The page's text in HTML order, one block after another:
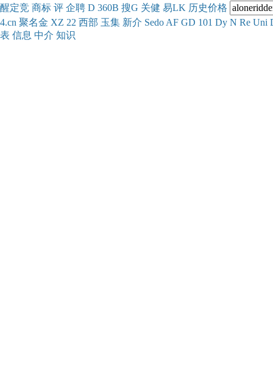
醒定竞 商标 评 企聘 D 360B 搜G 关健 易LK 历史价格
4.cn 聚名金 XZ 22 西部 玉集 新介 Sedo AF GD 101 Dy N Re Uni
表 信息 中介 知识